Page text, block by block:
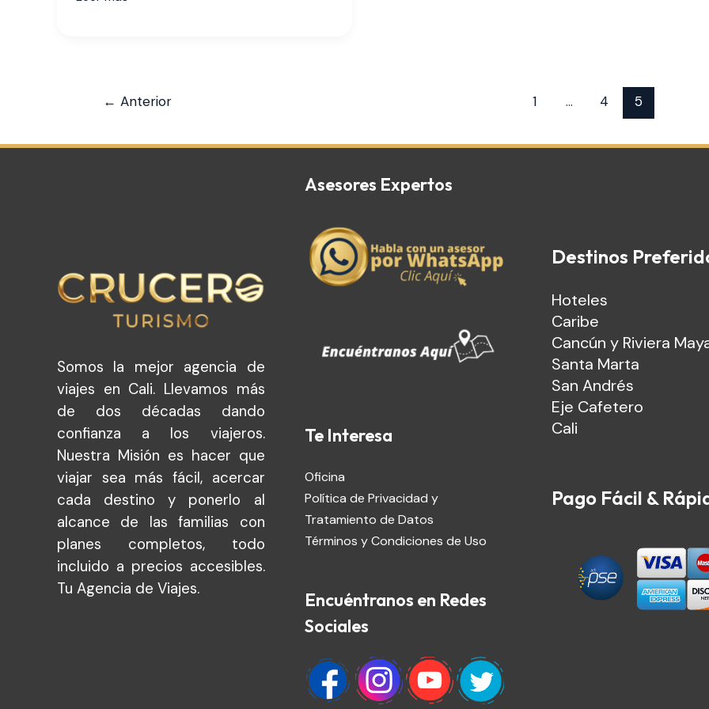
← Anterior 1 … 4 5
Somos la mejor agencia de
viajes en Cali. Llevamos más
de dos décadas dando
confianza a los viajeros.
Nuestra Misión es hacer que
viajar sea más fácil, acercar
cada destino y ponerlo al
alcance de las familias con
planes completos, todo
incluido a precios accesibles.
Tu Agencia de Viajes.
Asesores Expertos
Te Interesa
Oficina
Política de Privacidad y
Tratamiento de Datos
Términos y Condiciones de Uso
Encuéntranos en Redes
Sociales
Destinos
Hoteles
Caribe
Cancún y Riviera
Santa Marta
San Andrés
Eje Cafetero
Cali
Pago Fácil &